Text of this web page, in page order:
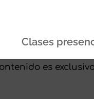
Clases
es